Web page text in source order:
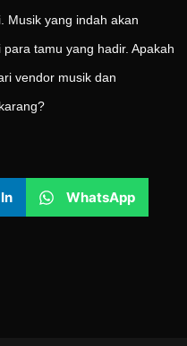
Musik yang indah akan
tamu yang hadir. Apakah
vendor musik dan
WhatsApp